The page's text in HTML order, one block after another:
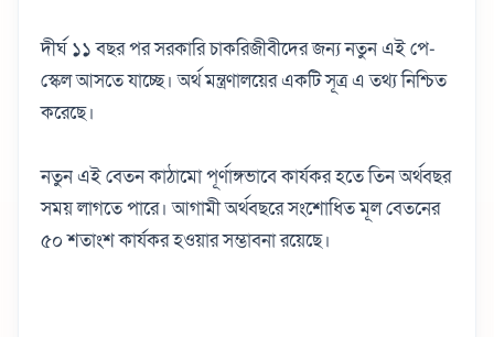
দীর্ঘ ১১ বছর পর সরকারি চাকরিজীবীদের জন্য নতুন এই পে-
স্কেল আসতে যাচ্ছে। অর্থ মন্ত্রণালয়ের একটি সূত্র এ তথ্য নিশ্চিত
করেছে।
নতুন এই বেতন কাঠামো পূর্ণাঙ্গভাবে কার্যকর হতে তিন অর্থবছর
সময় লাগতে পারে। আগামী অর্থবছরে সংশোধিত মূল বেতনের
৫০ শতাংশ কার্যকর হওয়ার সম্ভাবনা রয়েছে।